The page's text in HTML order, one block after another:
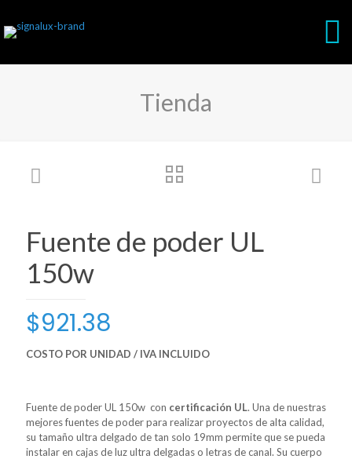
Tienda
Fuente de poder UL
150w
$921.38
COSTO POR UNIDAD / IVA INCLUIDO
Fuente de poder UL 150w con certificación UL. Una de nuestras
mejores fuentes de poder para realizar proyectos de alta calidad,
su tamaño ultra delgado de tan solo 19mm permite que se pueda
instalar en cajas de luz ultra delgadas o letras de canal. Su cuerpo